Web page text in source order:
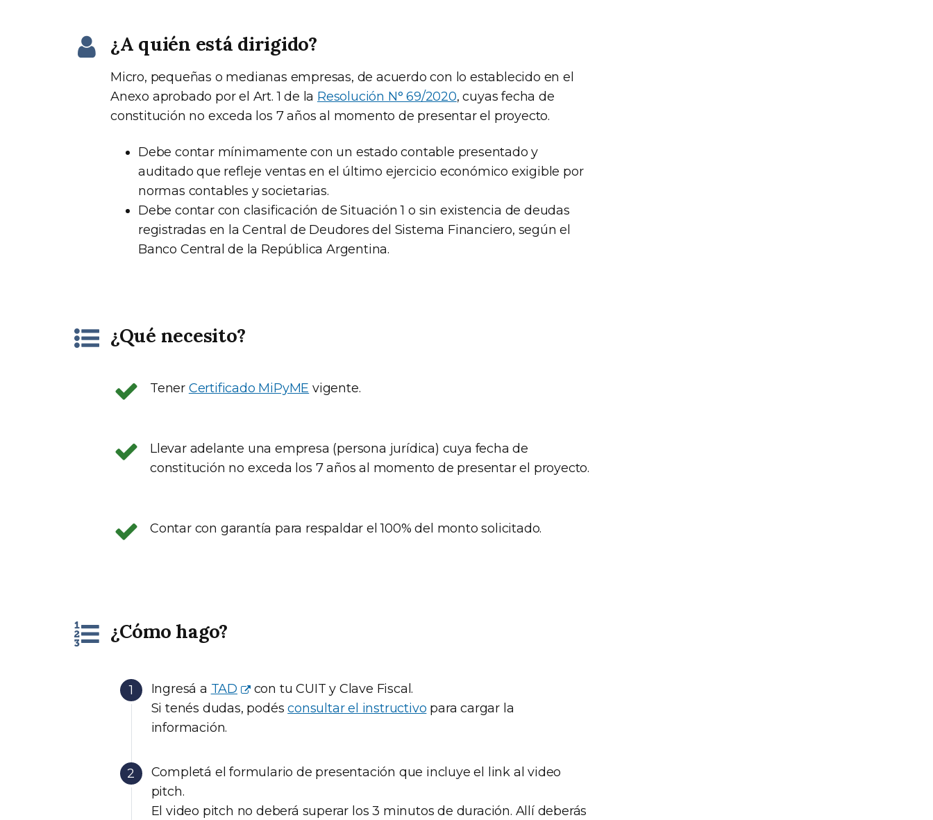
¿A quién está dirigido?
Micro, pequeñas o medianas empresas, de acuerdo con lo establecido en el
Anexo aprobado por el Art. 1 de la Resolución N° 69/2020, cuyas fecha de
constitución no exceda los 7 años al momento de presentar el proyecto.
Debe contar mínimamente con un estado contable presentado y
auditado que refleje ventas en el último ejercicio económico exigible por
normas contables y societarias.
Debe contar con clasificación de Situación 1 o sin existencia de deudas
registradas en la Central de Deudores del Sistema Financiero, según el
Banco Central de la República Argentina.
¿Qué necesito?
Tener Certificado MiPyME vigente.
Llevar adelante una empresa (persona jurídica) cuya fecha de
constitución no exceda los 7 años al momento de presentar el proyecto.
Contar con garantía para respaldar el 100% del monto solicitado.
¿Cómo hago?
Ingresá a TAD
con tu CUIT y Clave Fiscal.
Si tenés dudas, podésconsultar el instructivo para cargar la
información.
Completá el formulario de presentación que incluye el link al video
pitch.
El video pitch no deberá superar los 3 minutos de duración. Allí deberás